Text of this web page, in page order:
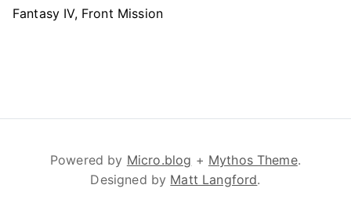
Fantasy IV, Front Mission
Powered by Micro.blog + Mythos Theme.
Designed by Matt Langford.